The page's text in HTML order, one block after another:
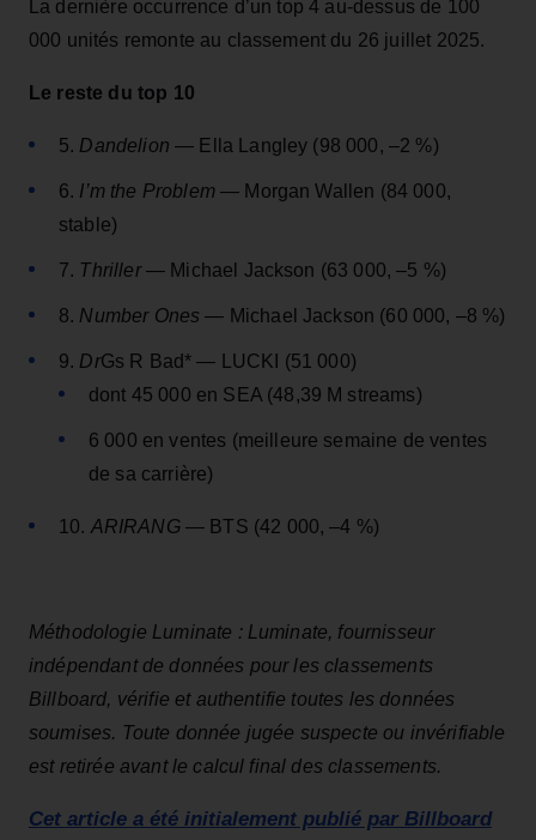
La dernière occurrence d’un top 4 au‑dessus de 100
000 unités remonte au classement du 26 juillet 2025.
Le reste du top 10
5. Dandelion — Ella Langley (98 000, –2 %)
6. I’m the Problem— Morgan Wallen (84 000,
stable)
7. Thriller— Michael Jackson (63 000, –5 %)
8. Number Ones — Michael Jackson (60 000, –8 %)
9. DrGs R Bad* — LUCKI (51 000)
dont 45 000 en SEA (48,39 M streams)
6 000 en ventes (meilleure semaine de ventes
de sa carrière)
10. ARIRANG— BTS (42 000, –4 %)
Méthodologie Luminate : Luminate, fournisseur
indépendant de données pour les classements
Billboard, vérifie et authentifie toutes les données
soumises. Toute donnée jugée suspecte ou invérifiable
est retirée avant le calcul final des classements.
Cet article a été initialement publié par Billboard